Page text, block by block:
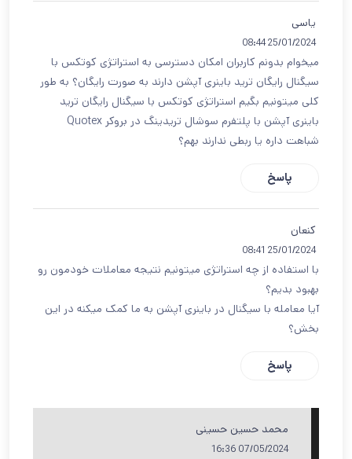
یاسی
25/01/2024 08:44
میخوام بدونم کاربران امکان دسترسی به استراتژی کوتکس با
سیگنال رایگان ترید باینری آپشن دارند به صورت رایگان؟ به طور
کلی میتونیم بگیم استراتژی کوتکس با سیگنال رایگان ترید
باینری آپشن با پلتفرم سوشال تریدینگ در بروکر Quotex
شباهت داره یا ربطی ندارند بهم؟
پاسخ
کنعان
25/01/2024 08:41
با استفاده از چه استراتژی میتونیم نتیجه معاملات خودمون رو
بهبود بدیم؟
آیا معامله با سیگنال در باینری آپشن به ما کمک میکنه در این
بخش؟
پاسخ
محمد حسین حسینی
07/05/2024 16:36